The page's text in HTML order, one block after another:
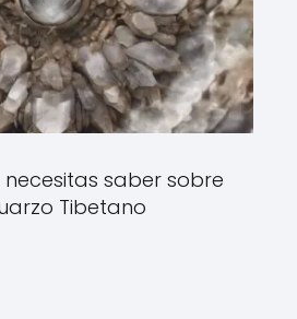
saber sobre
Tibetano